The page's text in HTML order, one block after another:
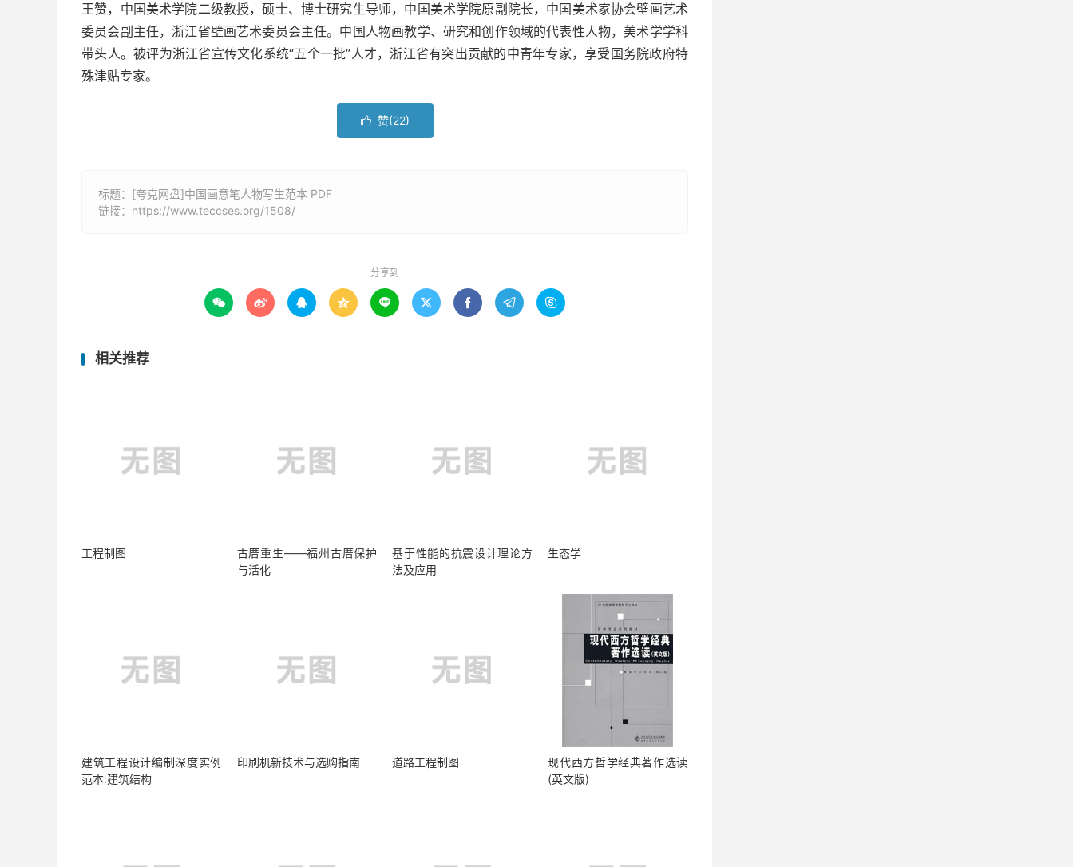
王赞，中国美术学院二级教授，硕士、博士研究生导师，中国美术学院原副院长，中国美术家协会壁画艺术
委员会副主任，浙江省壁画艺术委员会主任。中国人物画教学、研究和创作领域的代表性人物，美术学学科
带头人。被评为浙江省宣传文化系统“五个一批”人才，浙江省有突出贡献的中青年专家，享受国务院政府特
殊津贴专家。
 赞(22)
标题：[夸克网盘]中国画意笔人物写生范本 PDF
链接： https://www.teccses.org/1508/
分享到
        
相关推荐
工程制图
古厝重生——福州古厝保护
与活化
基于性能的抗震设计理论方
法及应用
生态学
建筑工程设计编制深度实例
范本:建筑结构
印刷机新技术与选购指南 道路工程制图
现代西方哲学经典著作选读
(英文版)